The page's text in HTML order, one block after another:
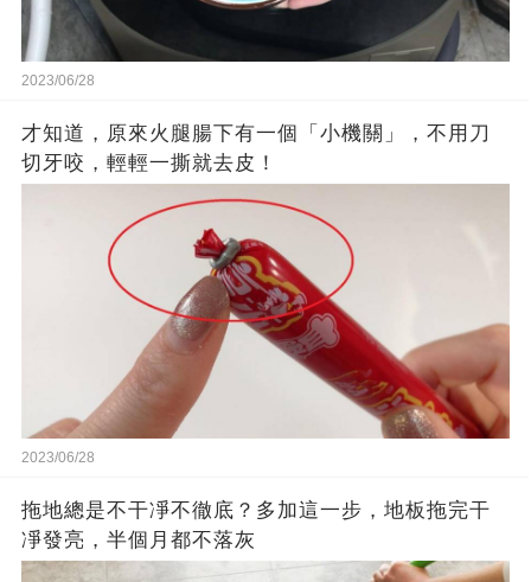
2023/06/28
才知道，原來火腿腸下有一個「小機關」，不用刀
切牙咬，輕輕一撕就去皮！
2023/06/28
拖地總是不干凈不徹底？多加這一步，地板拖完干
凈發亮，半個月都不落灰